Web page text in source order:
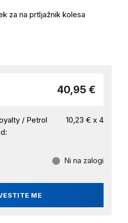
za na prtljažnik kolesa
40,95 €
/ Petrol
10,23 € x 4
ME
Ni na zalogi